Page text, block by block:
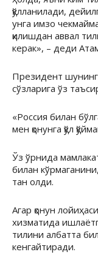
қўлланилади,
унга имзо
қилишдан аввал
керак», – деди
Президент
сўзларига ўз
«Россия билан
мен қонунга қўл
Ўз ўрнида
билан
тан олди.
Агар қонун
хизматида
тилини албатта
кенгайтиради.